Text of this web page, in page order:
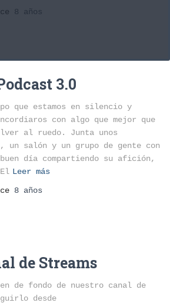
8 años
3.0
que estamos en silencio y
con algo que mejor que
al ruedo. Junta unos
un salón y un grupo de gente con
día compartiendo su afición,
Leer más
8 años
de Streams
de fondo de nuestro canal de
desde